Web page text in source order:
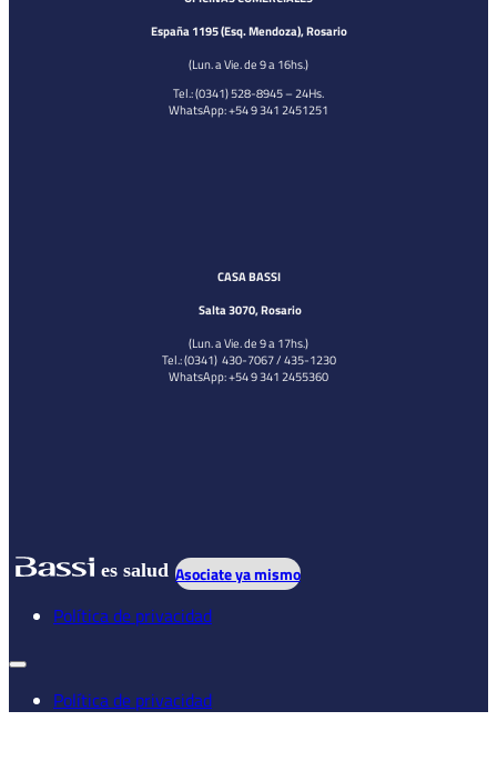
España 1195 (Esq. Mendoza), Rosario
(Lun. a Vie. de 9 a 16hs.)
Tel.: (0341) 528-8945 – 24Hs.
WhatsApp: +54 9 341 2451251
CASA BASSI
Salta 3070, Rosario
(Lun. a Vie. de 9 a 17hs.)
Tel.: (0341) 430-7067 / 435-1230
WhatsApp: +54 9 341 2455360
es salud Asociate ya mismo
Política de privacidad
Política de privacidad